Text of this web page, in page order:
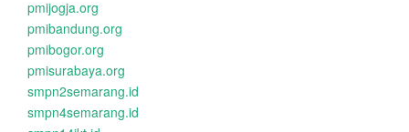
pmijogja.org
pmibandung.org
pmibogor.org
pmisurabaya.org
smpn2semarang.id
smpn4semarang.id